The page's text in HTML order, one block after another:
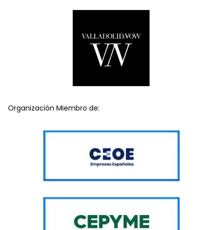
Organización Miembro de: